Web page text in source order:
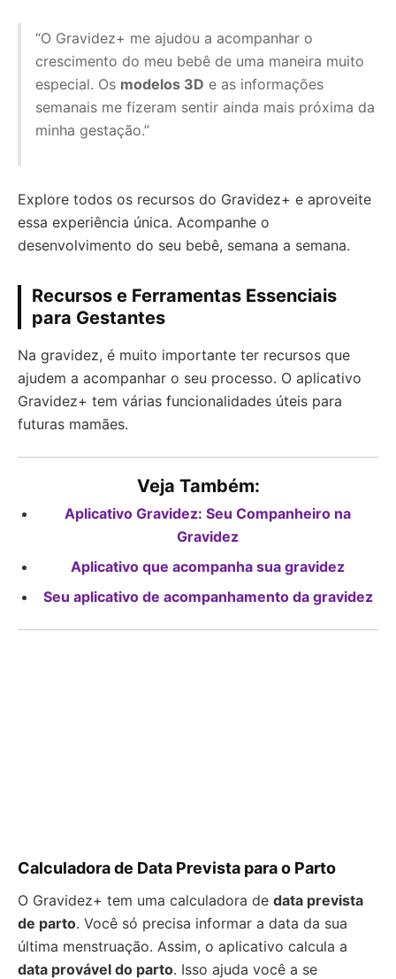
“O Gravidez+ me ajudou a acompanhar o
crescimento do meu bebê de uma maneira muito
especial. Os modelos 3D e as informações
semanais me fizeram sentir ainda mais próxima da
minha gestação.”
Explore todos os recursos do Gravidez+ e aproveite
essa experiência única. Acompanhe o
desenvolvimento do seu bebê, semana a semana.
Recursos e Ferramentas Essenciais
para Gestantes
Na gravidez, é muito importante ter recursos que
ajudem a acompanhar o seu processo. O aplicativo
Gravidez+ tem várias funcionalidades úteis para
futuras mamães.
Veja Também:
Aplicativo Gravidez: Seu Companheiro na
Gravidez
Aplicativo que acompanha sua gravidez
Seu aplicativo de acompanhamento da gravidez
Calculadora de Data Prevista para o Parto
O Gravidez+ tem uma calculadora de data prevista
de parto. Você só precisa informar a data da sua
última menstruação. Assim, o aplicativo calcula a
data provável do parto. Isso ajuda você a se